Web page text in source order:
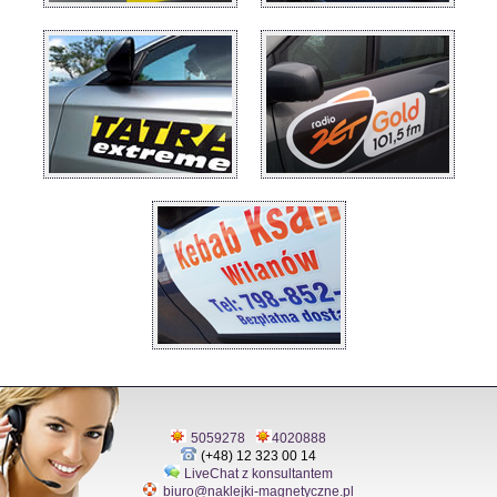
5059278
4020888
(+48) 12 323 00 14
LiveChat z konsultantem
biuro@naklejki-magnetyczne.pl